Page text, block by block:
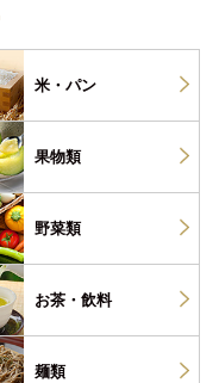
米・パン
果物類
野菜類
お茶・ 飲料
麺類